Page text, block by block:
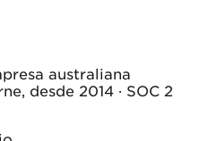
australiana
desde 2014 · SOC 2